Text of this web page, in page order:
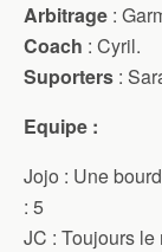
Arbitrage :
Coach : Cyril.
Suporters :
Equipe :
Jojo : Une
: 5
JC : Toujours